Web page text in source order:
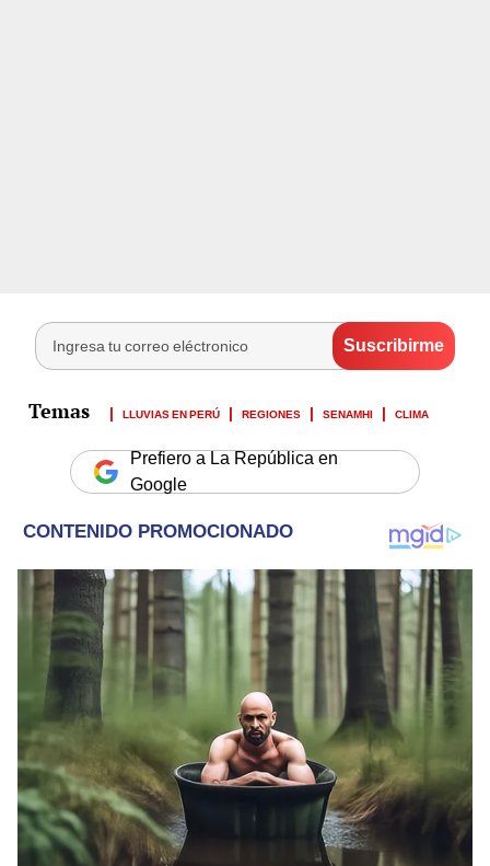
LLUVIAS EN PERÚ REGIONES SENAMHI CLIMA
Prefiero a La República en
Google